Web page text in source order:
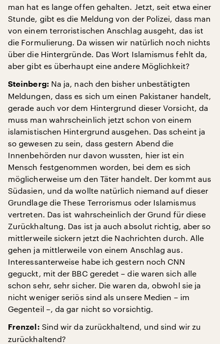
man hat es lange offen gehalten. Jetzt, seit etwa einer
Stunde, gibt es die Meldung von der Polizei, dass man
von einem terroristischen Anschlag ausgeht, das ist
die Formulierung. Da wissen wir natürlich noch nichts
über die Hintergründe. Das Wort Islamismus fehlt da,
aber gibt es überhaupt eine andere Möglichkeit?
Steinberg: Na ja, nach den bisher unbestätigten
Meldungen, dass es sich um einen Pakistaner handelt,
gerade auch vor dem Hintergrund dieser Vorsicht, da
muss man wahrscheinlich jetzt schon von einem
islamistischen Hintergrund ausgehen. Das scheint ja
so gewesen zu sein, dass gestern Abend die
Innenbehörden nur davon wussten, hier ist ein
Mensch festgenommen worden, bei dem es sich
möglicherweise um den Täter handelt. Der kommt aus
Südasien, und da wollte natürlich niemand auf dieser
Grundlage die These Terrorismus oder Islamismus
vertreten. Das ist wahrscheinlich der Grund für diese
Zurückhaltung. Das ist ja auch absolut richtig, aber so
mittlerweile sickern jetzt die Nachrichten durch. Alle
gehen ja mittlerweile von einem Anschlag aus.
Interessanterweise habe ich gestern noch CNN
geguckt, mit der BBC geredet – die waren sich alle
schon sehr, sehr sicher. Die waren da, obwohl sie ja
nicht weniger seriös sind als unsere Medien – im
Gegenteil –, da gar nicht so vorsichtig.
Frenzel: Sind wir da zurückhaltend, und sind wir zu
zurückhaltend?